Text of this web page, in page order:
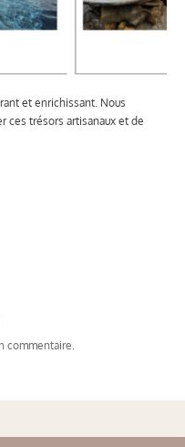
et enrichissant. Nous
ces trésors artisanaux et de
commentaire.